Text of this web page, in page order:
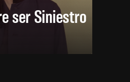
ser Siniestro